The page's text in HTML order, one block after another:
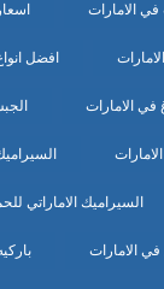
الامارات
افضل
في الامارات
السيراميك الاماراتي
في الامارات